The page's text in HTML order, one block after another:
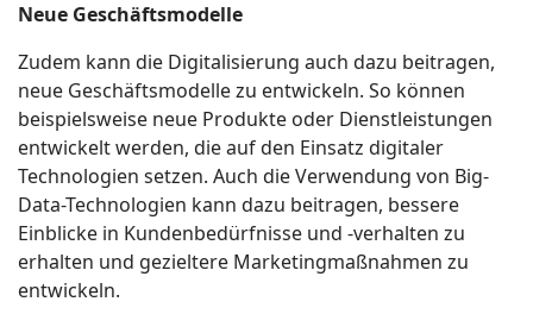
Neue Geschäftsmodelle
Zudem kann die Digitalisierung auch dazu beitragen,
neue Geschäftsmodelle zu entwickeln. So können
beispielsweise neue Produkte oder Dienstleistungen
entwickelt werden, die auf den Einsatz digitaler
Technologien setzen. Auch die Verwendung von Big-
Data-Technologien kann dazu beitragen, bessere
Einblicke in Kundenbedürfnisse und -verhalten zu
erhalten und gezieltere Marketingmaßnahmen zu
entwickeln.